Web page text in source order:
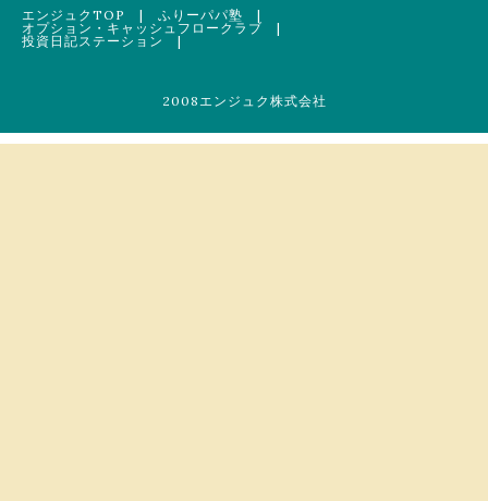
エンジュクTOP
| ふりーパパ塾 |
オプション・キャッシュフロークラブ |
投資日記ステーション
|
2008エンジュク株式会社